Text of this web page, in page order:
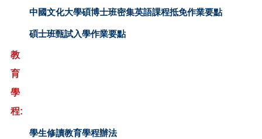
中國文化大學碩博士班密集英語課程抵免作業要點
碩士班甄試入學作業要點
教
育
學
程:
學生修讀教育學程辦法